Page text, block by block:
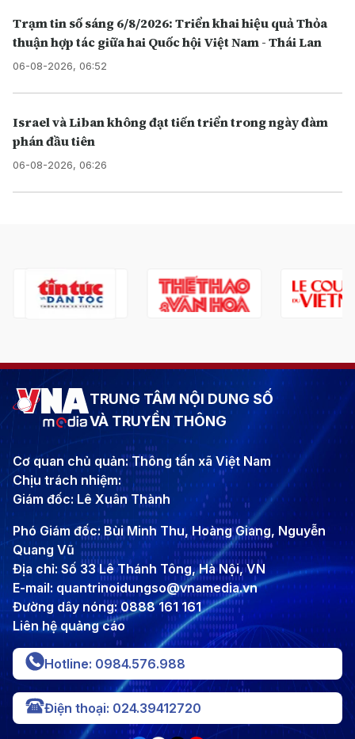
Trạm tin số sáng 6/8/2026: Triển khai hiệu quả Thỏa
thuận hợp tác giữa hai Quốc hội Việt Nam - Thái Lan
06-08-2026, 06:52
Israel và Liban không đạt tiến triển trong ngày đàm
phán đầu tiên
06-08-2026, 06:26
TRUNG TÂM NỘI DUNG SỐ
VÀ TRUYỀN THÔNG
Cơ quan chủ quản: Thông tấn xã Việt Nam
Chịu trách nhiệm:
Giám đốc: Lê Xuân Thành
Phó Giám đốc: Bùi Minh Thu, Hoàng Giang, Nguyễn
Quang Vũ
Địa chỉ: Số 33 Lê Thánh Tông, Hà Nội, VN
E-mail: quantrinoidungso@vnamedia.vn
Đường dây nóng: 0888 161 161
Liên hệ quảng cáo
Hotline: 0984.576.988
Điện thoại: 024.39412720